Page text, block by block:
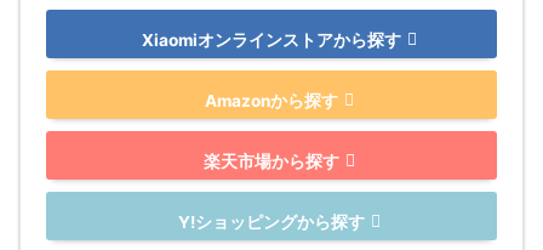
Xiaomiオンラインストアから探す
Amazonから探す
楽天市場から探す
Y!ショッピングから探す